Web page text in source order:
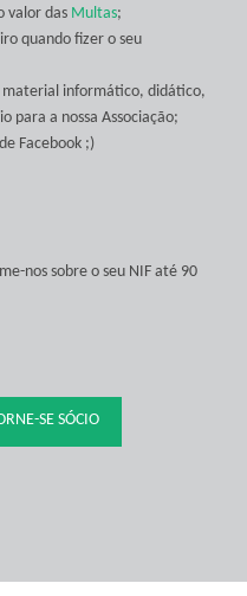
valor das Multas;
quando fizer o seu
informático, didático,
para a nossa Associação;
de Facebook ;)
nos sobre o seu NIF até 90
SE SÓCIO